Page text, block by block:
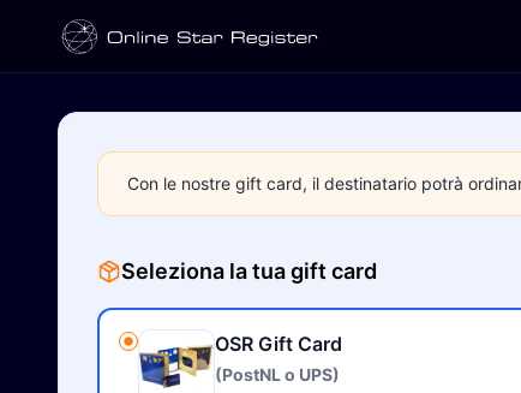
Con le nostre gift card, il destinatario potrà
Seleziona la tua gift card
OSR Gift Card
(PostNL o UPS)